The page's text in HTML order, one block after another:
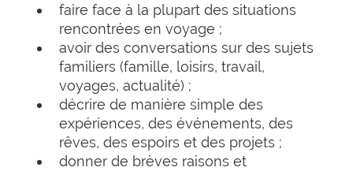
faire face à la plupart des situations
rencontrées en voyage ;
avoir des conversations sur des sujets
familiers (famille, loisirs, travail,
voyages, actualité) ;
décrire de manière simple des
expériences, des événements, des
rêves, des espoirs et des projets ;
donner de brèves raisons et